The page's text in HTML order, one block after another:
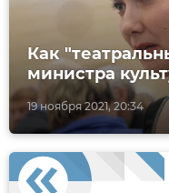
19 ноября 2021, 20:34
Как
министра